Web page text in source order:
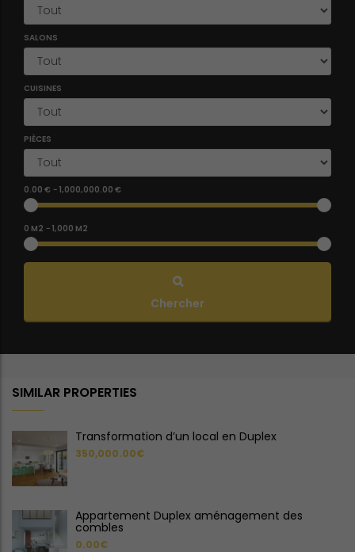
SALONS
CUISINES
PIÈCES
0.00 € - 1,000,000.00 €
0 M2 - 1,000 M2
Chercher
SIMILAR PROPERTIES
Transformation d’un local en Duplex
350,000.00€
Appartement Duplex aménagement des
combles
0.00€